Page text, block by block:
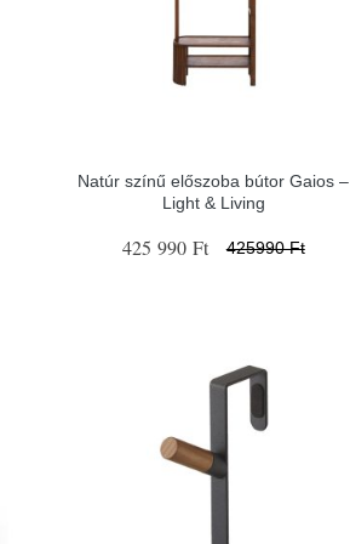
Natúr színű előszoba bútor Gaios –
Light & Living
425 990 Ft 425990 Ft